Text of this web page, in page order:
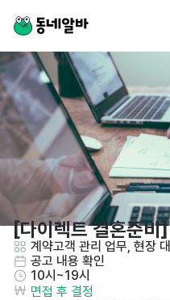
[다이렉트 결혼준비
계약고객 관리 업무, 현장
공고 내용 확인
10시~19시
면접 후 결정